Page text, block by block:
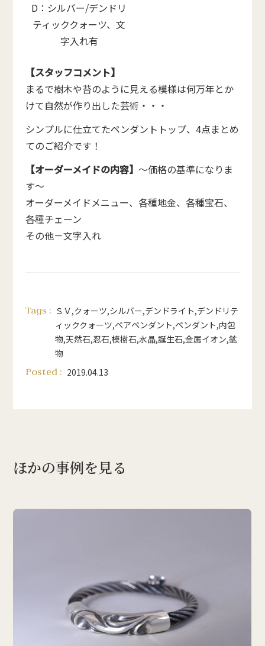
D：シルバー/デンドリ
ティッククォーツ、文
字入れ有
【スタッフコメント】
まるで樹木や苔のように見える模様は何万年とか
けて自然が作り出した芸術・・・
シンプルに仕立てたペンダントトップ、4点まとめ
てのご紹介です！
【オーダーメイドの内容】 ～価格の基準になりま
す～
オーダーメイドメニュー、各種地金、各種宝石、
各種チェーン
その他－文字入れ
Tags : ＳＶ,クォーツ,シルバー,デンドライト,デンドリテ
ィッククォーツ,ペアペンダント,ペンダント,内包
物,天然石,忍石,模樹石,水晶,誕生石,金属イオン,鉱
物
Posted : 2019.04.13
ほかの事例を見る